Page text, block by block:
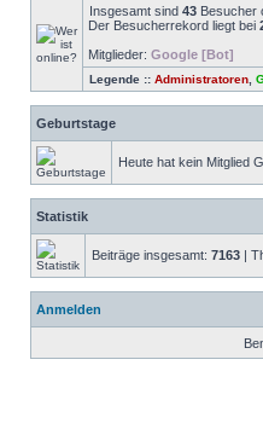
Insgesamt sind 43 Besucher
Der Besucherrekord liegt bei
Mitglieder: Google [Bot]
Legende :: Administratoren
Geburtstage
Heute hat kein Mitglied
Statistik
Beiträge insgesamt: 7163 |
Anmelden